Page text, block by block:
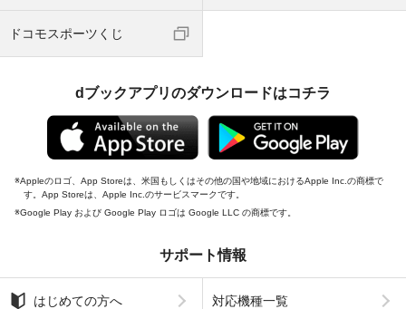
ドコモスポーツくじ
dブックアプリのダウンロードはコチラ
Appleのロゴ、App Storeは、米国もしくはその他の国や地域におけるApple Inc.の商標で
す。App Storeは、Apple Inc.のサービスマークです。
Google Play および Google Play ロゴは Google LLC の商標です。
サポート情報
はじめての方へ 対応機種一覧